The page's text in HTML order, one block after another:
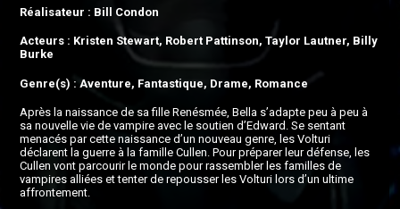
Réalisateur : Bill Condon
Acteurs : Kristen Stewart, Robert Pattinson, Taylor Lautner, Billy
Burke
Genre(s) : Aventure, Fantastique, Drame, Romance
Après la naissance de sa fille Renésmée, Bella s’adapte peu à peu à
sa nouvelle vie de vampire avec le soutien d’Edward. Se sentant
menacés par cette naissance d’un nouveau genre, les Volturi
déclarent la guerre à la famille Cullen. Pour préparer leur défense, les
Cullen vont parcourir le monde pour rassembler les familles de
vampires alliées et tenter de repousser les Volturi lors d’un ultime
affrontement.